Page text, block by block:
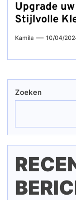
Upgrade
Stijlvolle
Kamila 10/04/
Zoeken